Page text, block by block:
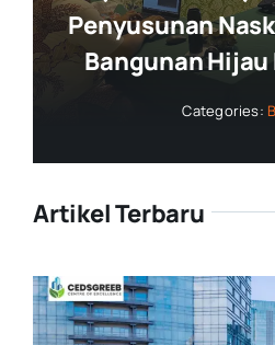
Penyusunan
Bangunan Hijau
Categories:
Artikel Terbaru